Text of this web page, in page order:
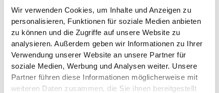
Wir verwenden Cookies, um Inhalte und Anzeigen zu
personalisieren, Funktionen für soziale Medien anbieten
zu können und die Zugriffe auf unsere Website zu
analysieren. Außerdem geben wir Informationen zu Ihrer
Verwendung unserer Website an unsere Partner für
soziale Medien, Werbung und Analysen weiter. Unsere
Partner führen diese Informationen möglicherweise mit
weiteren Daten zusammen, die Sie ihnen bereitgestellt
–
138,64€/Stufe
inkl. MwSt.
zzgl.Versandkosten
Liefer-/Abholzeit:ca. 15-
20 Werktage / -
159,00€–
118,93€/
inkl. MwSt.
zzgl.Versandkosten
Liefer-/Abholzeit:ca. 15-
20 Werktage / -